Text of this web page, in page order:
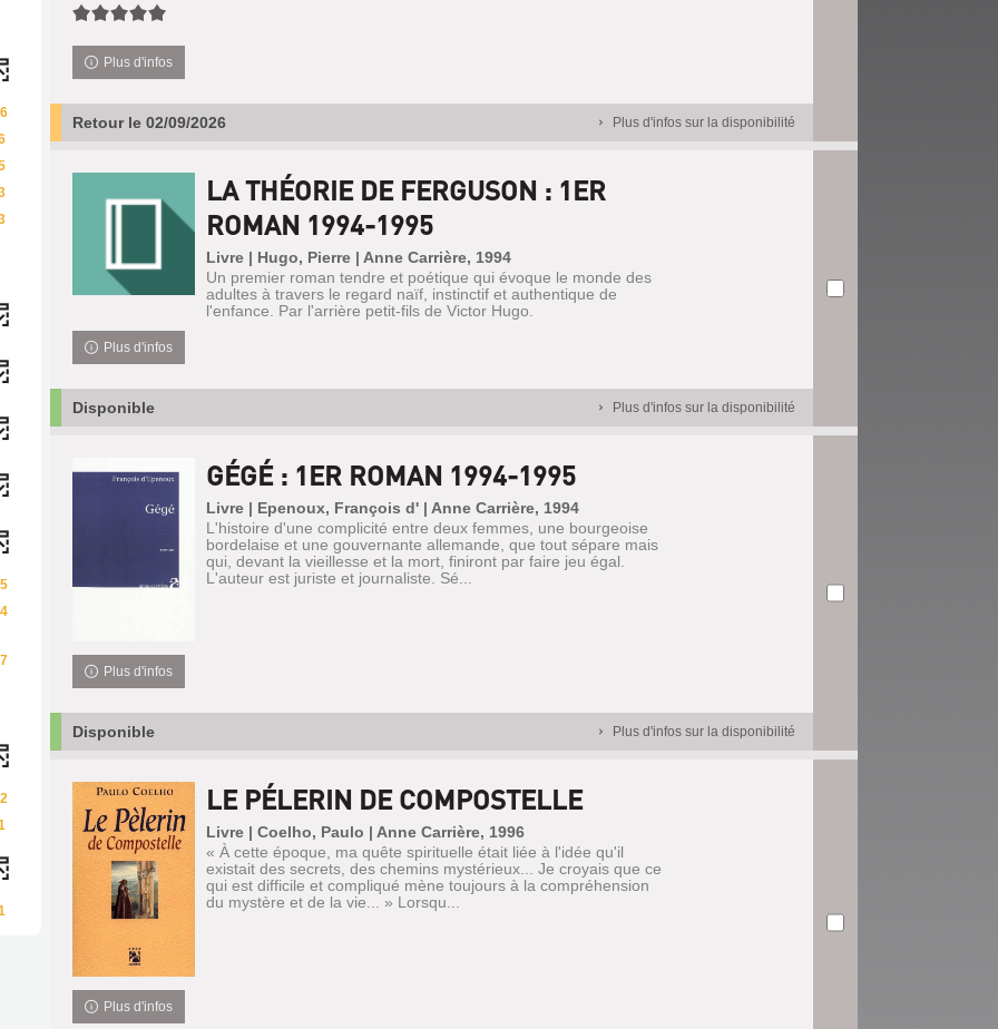
5/5
Plus d'infos
Retour le 02/09/2026 Plus d'infos sur la disponibilité
LA THÉORIE DE FERGUSON : 1ER
ROMAN 1994-1995
Livre | Hugo, Pierre | Anne Carrière, 1994
Un premier roman tendre et poétique qui évoque le monde des
adultes à travers le regard naïf, instinctif et authentique de
l'enfance. Par l'arrière petit-fils de Victor Hugo.
Plus d'infos
Disponible Plus d'infos sur la disponibilité
GÉGÉ : 1ER ROMAN 1994-1995
Livre | Epenoux, François d' | Anne Carrière, 1994
L'histoire d'une complicité entre deux femmes, une bourgeoise
bordelaise et une gouvernante allemande, que tout sépare mais
qui, devant la vieillesse et la mort, finiront par faire jeu égal.
L'auteur est juriste et journaliste. Sé...
Plus d'infos
Disponible Plus d'infos sur la disponibilité
LE PÉLERIN DE COMPOSTELLE
Livre | Coelho, Paulo | Anne Carrière, 1996
« À cette époque, ma quête spirituelle était liée à l'idée qu'il
existait des secrets, des chemins mystérieux... Je croyais que ce
qui est difficile et compliqué mène toujours à la compréhension
du mystère et de la vie... » Lorsqu...
Plus d'infos